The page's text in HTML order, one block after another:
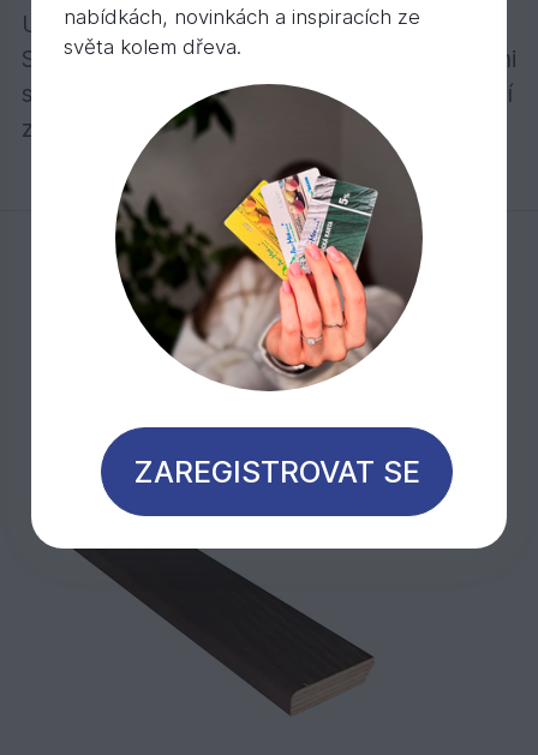
UŠETŘETE 50% za nákup tohoto zboží:
Sleva je konečná a nelze kombinovat s dalšími
slevami. Akční nabídka je platná do vyprodání
zásob.
Mohlo by Vás zajímat
nabídkách, novinkách a inspiracích ze
světa kolem dřeva.
ZAREGISTROVAT SE